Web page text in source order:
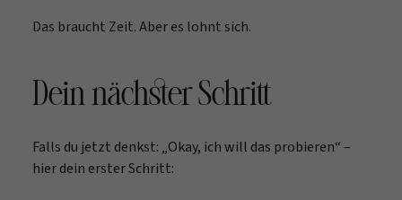
Das braucht Zeit. Aber es lohnt sich.
Dein nächster Schritt
Falls du jetzt denkst: „Okay, ich will das probieren“ –
hier dein erster Schritt: